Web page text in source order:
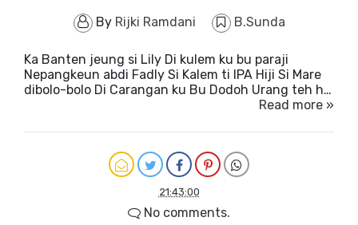
By Rijki Ramdani B.Sunda
Ka Banten jeung si Lily Di kulem ku bu paraji
Nepangkeun abdi Fadly Si Kalem ti IPA Hiji Si Mare
dibolo-bolo Di Carangan ku Bu Dodoh Urang teh h…
Read more »
21:43:00
No comments.